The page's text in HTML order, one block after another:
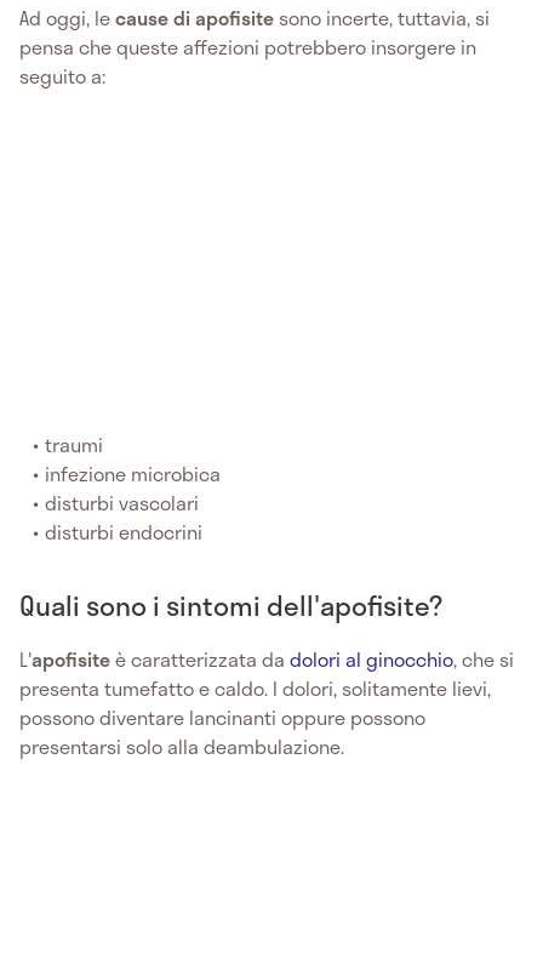
Ad oggi, lecause diapofisite sono incerte, tuttavia, si
pensa che queste affezioni potrebbero insorgere in
seguito a:
traumi
infezione microbica
disturbi vascolari
disturbi endocrini
Quali sono i sintomi dell'apofisite?
L'apofisiteè caratterizzata da dolori al ginocchio, che si
presenta tumefatto e caldo. I dolori, solitamente lievi,
possono diventare lancinanti oppure possono
presentarsi solo alla deambulazione.